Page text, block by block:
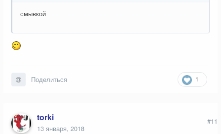
смывкой
1
Поделиться
torki
13 января, 2018
#11